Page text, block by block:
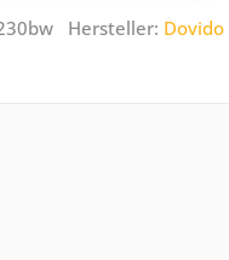
Hersteller: Dovido